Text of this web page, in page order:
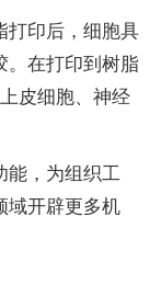
打印后，细胞具
。在打印到树脂
皮细胞、神经
能，为组织工
域开辟更多机